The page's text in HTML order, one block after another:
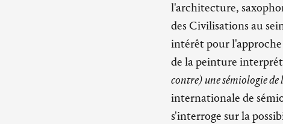
l'architecture,
des Civilisations au
intérêt pour
de la peinture
contre) une sémiologie
internationale de
s'interroge sur la